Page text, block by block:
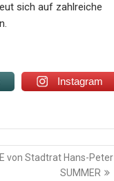
sich auf zahlreiche
Instagram
von Stadtrat Hans-Peter
SUMMER